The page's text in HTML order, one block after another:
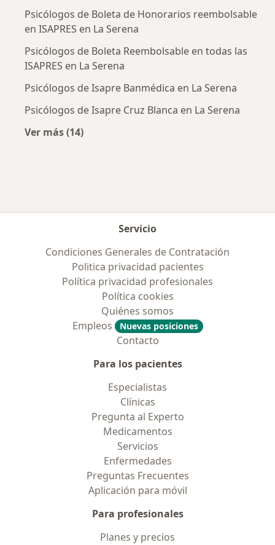
Psicólogos de Boleta de Honorarios reembolsable
en ISAPRES en La Serena
Psicólogos de Boleta Reembolsable en todas las
ISAPRES en La Serena
Psicólogos de Isapre Banmédica en La Serena
Psicólogos de Isapre Cruz Blanca en La Serena
Ver más (14)
Servicio
Condiciones Generales de Contratación
Politica privacidad pacientes
Política privacidad profesionales
Política cookies
Quiénes somos
Empleos
Nuevas posiciones
Contacto
Para los pacientes
Especialistas
Clínicas
Pregunta al Experto
Medicamentos
Servicios
Enfermedades
Preguntas Frecuentes
Aplicación para móvil
Para profesionales
Planes y precios